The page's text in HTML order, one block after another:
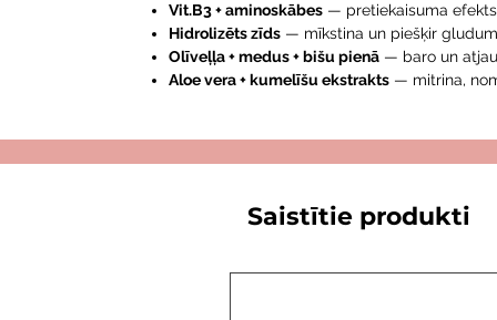
Vit.B3 + aminoskābes — pretiekaisuma
Hidrolizēts zīds — mīkstina un piešķir
Olīveļļa + medus + bišu pienā — baro un
Aloe vera + kumelīšu ekstrakts — mitrina,
Saistītie produkti